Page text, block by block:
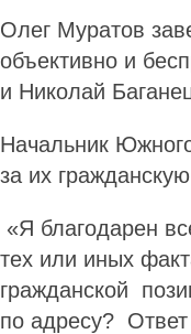
Олег Муратов
объективно и
и Николай
Начальник
за их
«Я благодарен
тех или иных
гражданской
по адресу? Ответ